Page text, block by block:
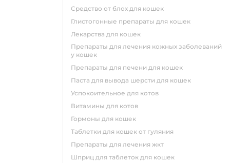
средство от блох для кошек
глистогонные препараты для кошек
лекарства для кошек
препараты для лечения кожных заболеваний
у кошек
препараты для печени для кошек
паста для вывода шерсти для кошек
успокоительное для котов
витамины для котов
гормоны для кошек
таблетки для кошек от гуляния
препараты для лечения жкт
шприц для таблеток для кошек